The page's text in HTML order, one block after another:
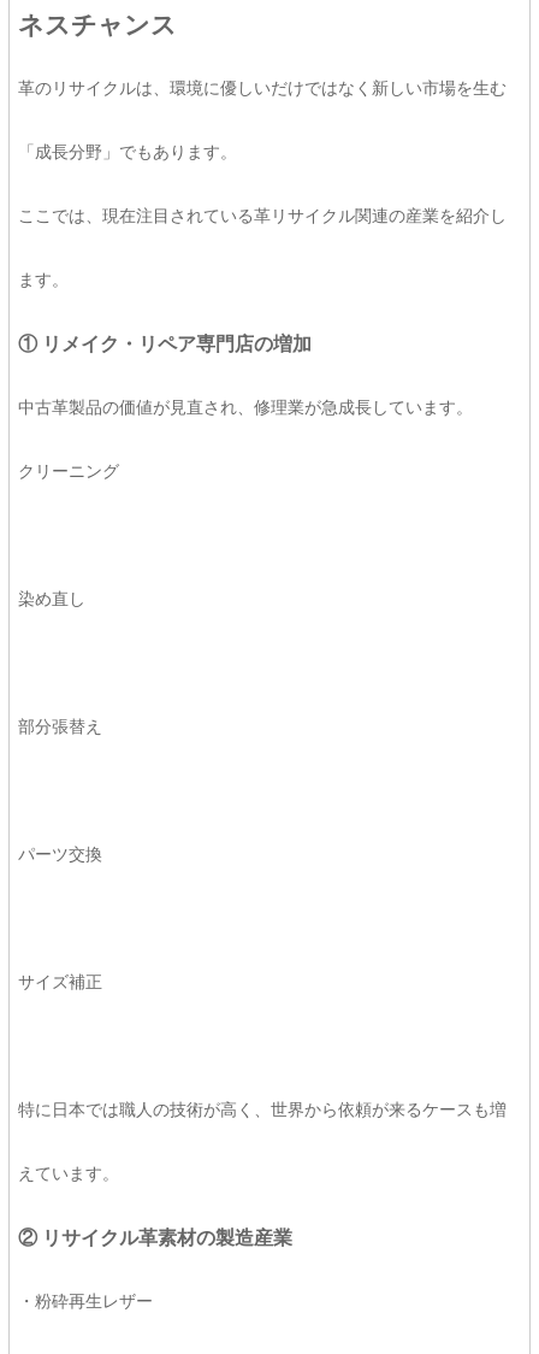
ネスチャンス
革のリサイクルは、環境に優しいだけではなく新しい市場を生む
「成長分野」でもあります。
ここでは、現在注目されている革リサイクル関連の産業を紹介し
ます。
① リメイク・リペア専門店の増加
中古革製品の価値が見直され、修理業が急成長しています。
クリーニング
染め直し
部分張替え
パーツ交換
サイズ補正
特に日本では職人の技術が高く、世界から依頼が来るケースも増
えています。
② リサイクル革素材の製造産業
・粉砕再生レザー